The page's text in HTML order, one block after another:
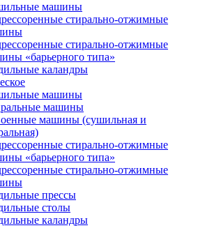
машины
стирально-отжимные
стирально-отжимные
«барьерного типа»
каландры
машины
машины
машины (сушильная и
стирально-отжимные
«барьерного типа»
стирально-отжимные
прессы
столы
каландры